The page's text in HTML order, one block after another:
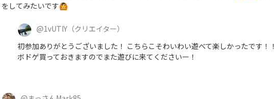
をしてみたいです🙆
@1vUTlY （クリエイター）
初参加ありがとうございました！ こちらこそわいわい遊べて楽しかったです！
ボドゲ買っておきますのでまた遊びに来てくださいー！